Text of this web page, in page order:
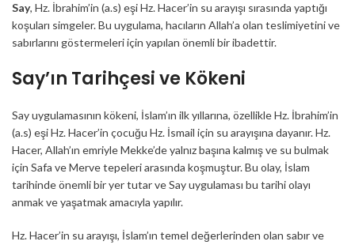
Say, Hz. İbrahim’in (a.s) eşi Hz. Hacer’in su arayışı sırasında yaptığı
koşuları simgeler. Bu uygulama, hacıların Allah’a olan teslimiyetini ve
sabırlarını göstermeleri için yapılan önemli bir ibadettir.
Say’ın Tarihçesi ve Kökeni
Say uygulamasının kökeni, İslam’ın ilk yıllarına, özellikle Hz. İbrahim’in
(a.s) eşi Hz. Hacer’in çocuğu Hz. İsmail için su arayışına dayanır. Hz.
Hacer, Allah’ın emriyle Mekke’de yalnız başına kalmış ve su bulmak
için Safa ve Merve tepeleri arasında koşmuştur. Bu olay, İslam
tarihinde önemli bir yer tutar ve Say uygulaması bu tarihi olayı
anmak ve yaşatmak amacıyla yapılır.
Hz. Hacer’in su arayışı, İslam’ın temel değerlerinden olan sabır ve